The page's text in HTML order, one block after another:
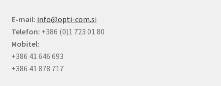
E-mail: info@opti-com.si
Telefon: +386 (0)1 723 01 80
Mobitel:
+386 41 646 693
+386 41 878 717